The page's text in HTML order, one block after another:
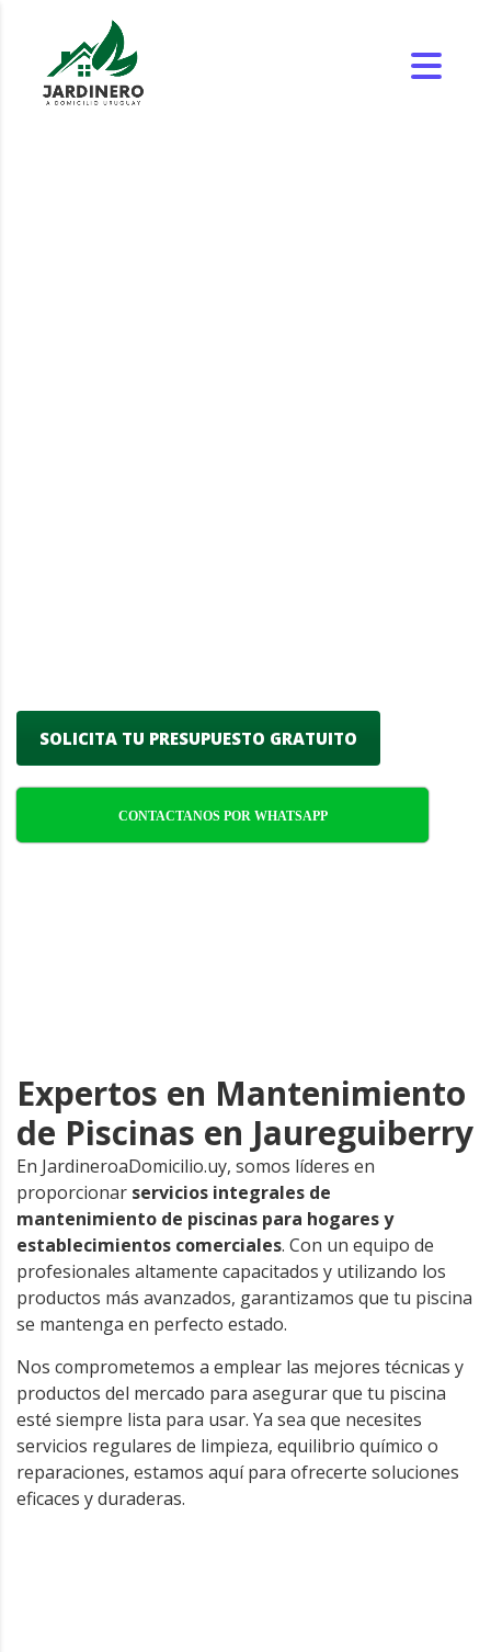
SOLICITA TU PRESUPUESTO GRATUITO
CONTACTANOS POR WHATSAPP
Expertos en Mantenimiento
de Piscinas en Jaureguiberry
En JardineroaDomicilio.uy, somos líderes en
proporcionar servicios integrales de
mantenimiento de piscinas para hogares y
establecimientos comerciales. Con un equipo de
profesionales altamente capacitados y utilizando los
productos más avanzados, garantizamos que tu piscina
se mantenga en perfecto estado.
Nos comprometemos a emplear las mejores técnicas y
productos del mercado para asegurar que tu piscina
esté siempre lista para usar. Ya sea que necesites
servicios regulares de limpieza, equilibrio químico o
reparaciones, estamos aquí para ofrecerte soluciones
eficaces y duraderas.